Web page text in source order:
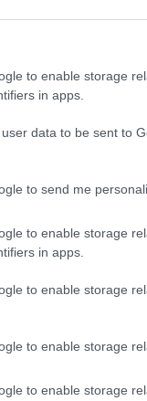
to enable storage
in apps.
data to be sent to
to send me
to enable storage
in apps.
to enable storage
to enable storage
to enable storage
földút
az EGRI ÜGYEK